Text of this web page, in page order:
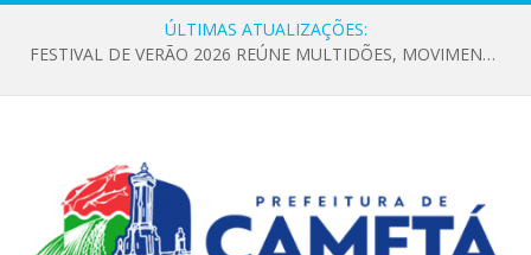
ÚLTIMAS ATUALIZAÇÕES:
FESTIVAL DE VERÃO 2026 REÚNE MULTIDÕES, MOVIMENTA A ECONOMIA E FORTALECE A CULTURA LOCAL